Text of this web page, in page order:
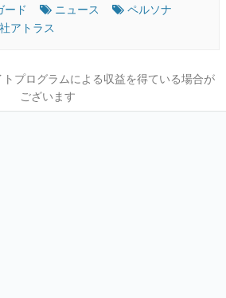
ード
ニュース
ペルソナ
アトラス
プログラムによる収益を得ている場合が
ございます